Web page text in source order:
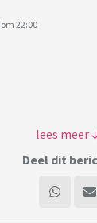
om 22:00
heb ik de
dag
Deel dit